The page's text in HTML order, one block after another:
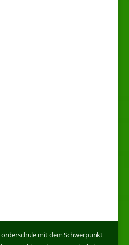
mit dem Schwerpunkt